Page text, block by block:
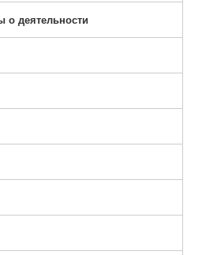
о деятельности